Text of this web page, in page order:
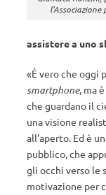
assistere a uno
«È vero che oggi
smartphone, ma
che guardano il
una visione
all’aperto. Ed è
pubblico, che
gli occhi verso le
motivazione per